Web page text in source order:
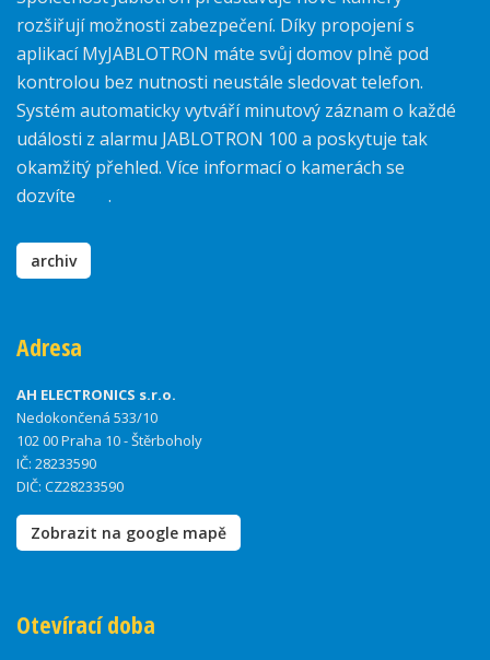
rozšiřují možnosti zabezpečení. Díky propojení s
aplikací MyJABLOTRON máte svůj domov plně pod
kontrolou bez nutnosti neustále sledovat telefon.
Systém automaticky vytváří minutový záznam o každé
události z alarmu JABLOTRON 100 a poskytuje tak
okamžitý přehled. Více informací o kamerách se
dozvíte
.
archiv
Adresa
AH ELECTRONICS s.r.o.
Nedokončená 533/10
102 00 Praha 10 - Štěrboholy
IČ: 28233590
DIČ: CZ28233590
Zobrazit na google mapě
Otevírací doba